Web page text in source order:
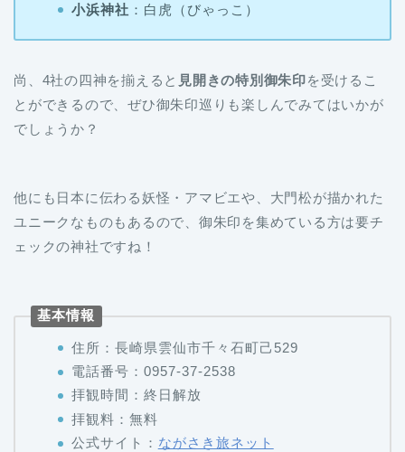
小浜神社 ：白虎（びゃっこ）
尚、4社の四神を揃えると 見開きの特別御朱印を受けるこ
とができるので、ぜひ御朱印巡りも楽しんでみてはいかが
でしょうか？
他にも日本に伝わる妖怪・アマビエや、大門松が描かれた
ユニークなものもあるので、御朱印を集めている方は要チ
ェックの神社ですね！
基本情報
住所：長崎県雲仙市千々石町己529
電話番号：0957-37-2538
拝観時間：終日解放
拝観料：無料
公式サイト： ながさき旅ネット